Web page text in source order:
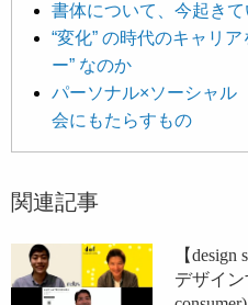
書体について、今起き
“変化” の時代のキャリ
ー” なのか
パーソナル×ソーシャ
会にもたらすもの
関連記事
【
デザイ